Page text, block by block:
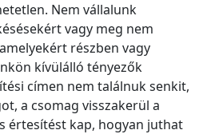
Nem vállalunk
vagy meg nem
részben vagy
kívülálló tényezők
címen nem találnuk senkit,
a csomag visszakerül a
értesítést kap, hogyan juthat